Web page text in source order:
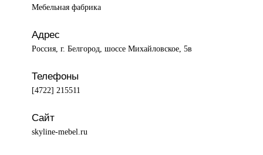
Мебельная фабрика
Адрес
Россия, г. Белгород, шоссе Михайловское, 5в
Телефоны
[4722] 215511
Сайт
skyline-mebel.ru